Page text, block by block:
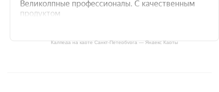
Калпеда на карте Санкт‑Петербурга — Яндекс Карты